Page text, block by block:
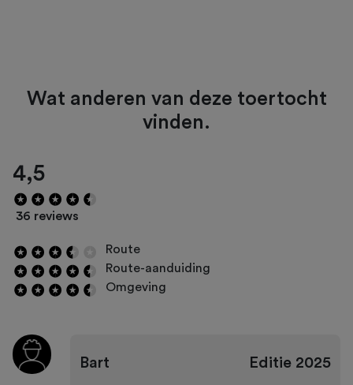
Wat anderen van deze toertocht
vinden.
4,5
36 reviews
Route
Route-aanduiding
Omgeving
Bart Editie2025